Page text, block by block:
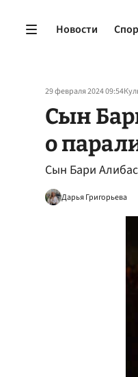
Новости
29 февраля 2024 09:54
Сын
о
Сын Бари
Дарья Григорьева